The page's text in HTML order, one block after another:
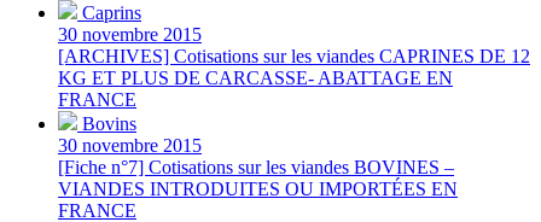
Caprins
30 novembre 2015
[ARCHIVES] Cotisations sur les viandes CAPRINES DE 12
KG ET PLUS DE CARCASSE- ABATTAGE EN
FRANCE
Bovins
30 novembre 2015
[Fiche n°7] Cotisations sur les viandes BOVINES –
VIANDES INTRODUITES OU IMPORTÉES EN
FRANCE